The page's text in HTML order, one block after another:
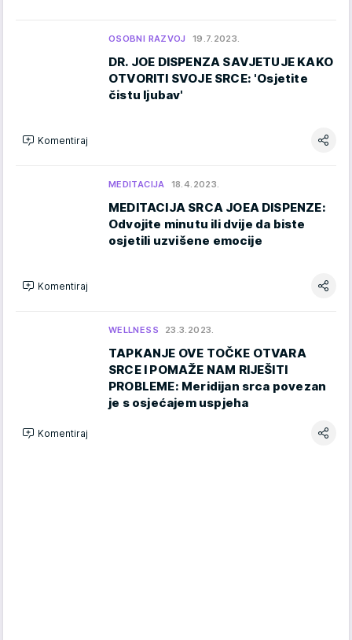
OSOBNI RAZVOJ 19.7.2023.
DR. JOE DISPENZA SAVJETUJE KAKO
OTVORITI SVOJE SRCE: 'Osjetite
čistu ljubav'
Komentiraj
MEDITACIJA 18.4.2023.
MEDITACIJA SRCA JOEA DISPENZE:
Odvojite minutu ili dvije da biste
osjetili uzvišene emocije
Komentiraj
WELLNESS 23.3.2023.
TAPKANJE OVE TOČKE OTVARA
SRCE I POMAŽE NAM RIJEŠITI
PROBLEME: Meridijan srca povezan
je s osjećajem uspjeha
Komentiraj